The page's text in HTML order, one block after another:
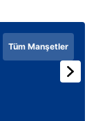
Tüm Manşetler